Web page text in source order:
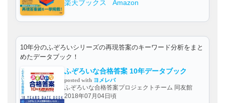
楽天ブックス Amazon
10年分のふぞろいシリーズの再現答案のキーワード分析をまと
めたデータブック！
ふぞろいな合格答案 10年データブック
posted with ヨメレバ
ふぞろいな合格答案プロジェクトチーム 同友館
2018年07月04日頃